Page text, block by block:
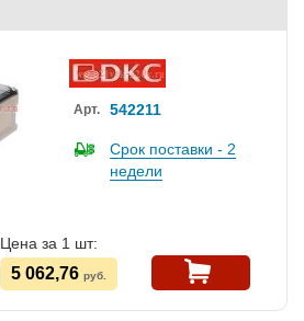
Арт. 542211
Срок поставки - 2
недели
Цена за 1 шт:
5 062,76 руб.